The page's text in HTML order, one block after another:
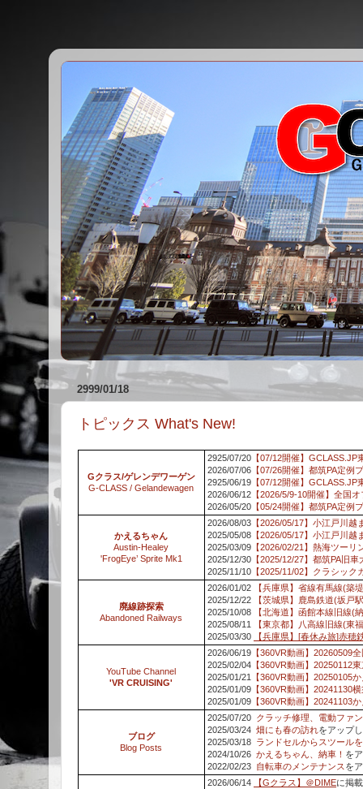
2999/01/18
トピックス What's New!
Gクラス/ゲレンデワーゲン
G-CLASS / Gelandewagen
2925/07/20 【07/12開催】
2026/07/06 【07/26開催】都筑PA定例
2925/06/19 【07/12開催】
2026/06/12 【2026/5/9-10開催】全国
2026/05/20 【05/24開催】都筑PA定例
かえるちゃん
Austin-Healey
'FrogEye’ Sprite Mk1
2026/08/03 【2026/05/17】小江戸川
2025/05/08 【2026/05/17】小江戸川
2025/03/09 【2026/02/21】熱海ツーリ
2025/12/30 【2025/12/27】都筑PA旧車
2025/11/10 【2025/11/02】クラシッ
廃線跡探索
Abandoned Railways
2026/01/02
【兵庫県】省線有馬線(築
2025/12/22
【茨城県】鹿島鉄道(坂戸
2025/10/08
【北海道】函館本線旧線(
2025/08/11
【東京都】八高線旧線(東
2025/03/30
【兵庫県】[春休み旅]赤穂
YouTube Channel
'VR CRUISING'
2026/06/19 【360VR動画】20260509
2025/02/04 【360VR動画】20250112
2025/01/21
【360VR動画】20250105
2025/01/09 【360VR動画】20241130
2025/01/09 【360VR動画】20241103
ブログ
Blog Posts
2025/07/20 クラッチ修理、電動ファ
2025/03/24 畑にも春の訪れをアップ
2025/03/18 ランドセルからスツール
2024/10/26 かえるちゃん、納車！ を
2022/02/23 自転車のメンテナンス を
2026/06/14 【Gクラス】＠DIMEに掲